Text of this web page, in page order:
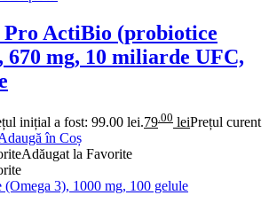
ActiBio (probiotice
670 mg, 10 miliarde UFC,
inițial a fost: 99.00 lei.79 .00 leiPrețul curent
în Coș
Adăugat la Favorite